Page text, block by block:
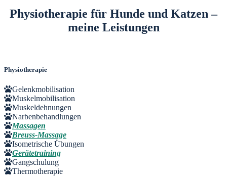
Physiotherapie für Hunde und Katzen –
meine Leistungen
Physiotherapie
Gelenkmobilisation
Muskelmobilisation
Muskeldehnungen
Narbenbehandlungen
Massagen
Breuss-Massage
Isometrische Übungen
Gerätetraining
Gangschulung
Thermotherapie